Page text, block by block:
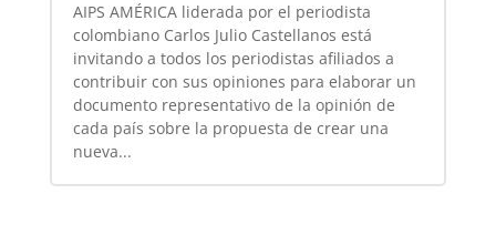
AIPS AMÉRICA liderada por el periodista
colombiano Carlos Julio Castellanos está
invitando a todos los periodistas afiliados a
contribuir con sus opiniones para elaborar un
documento representativo de la opinión de
cada país sobre la propuesta de crear una
nueva...